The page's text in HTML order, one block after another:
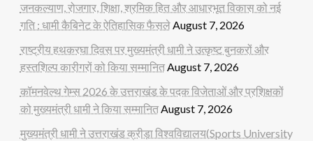
जनकल्याण, रोजगार, शिक्षा, श्रमिक हित और आधारभूत विकास को नई
गति : धामी कैबिनेट के ऐतिहासिक फैसलेAugust 7, 2026
राष्ट्रीय हथकरघा दिवस पर मुख्यमंत्री धामी ने उत्कृष्ट बुनकरों और
हस्तशिल्प कारीगरों को किया सम्मानितAugust 7, 2026
कॉमनवेल्थ गेम्स 2026 के उत्तराखंड के पदक विजेताओं और प्रशिक्षकों
को मुख्यमंत्री धामी ने किया सम्मानितAugust 7, 2026
मुख्यमंत्री धामी ने उत्तराखंड क्रीड़ा विश्वविद्यालय(Sports University